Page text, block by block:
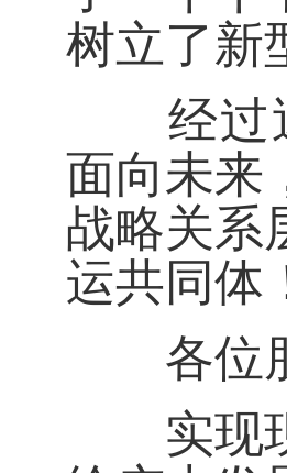
树立了新
经过近
面向未来
战略关系
运共同体
各位朋
实现现